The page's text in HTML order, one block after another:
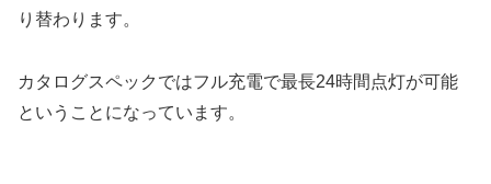
り替わります。
カタログスペックではフル充電で最長24時間点灯が可能
ということになっています。